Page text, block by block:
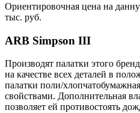
Ориентировочная цена на
тыс. руб.
ARB Simpson III
Производят палатки этого
на качестве всех деталей в
палатки поли/
свойствами. Дополнительная
позволяет ей противостоять